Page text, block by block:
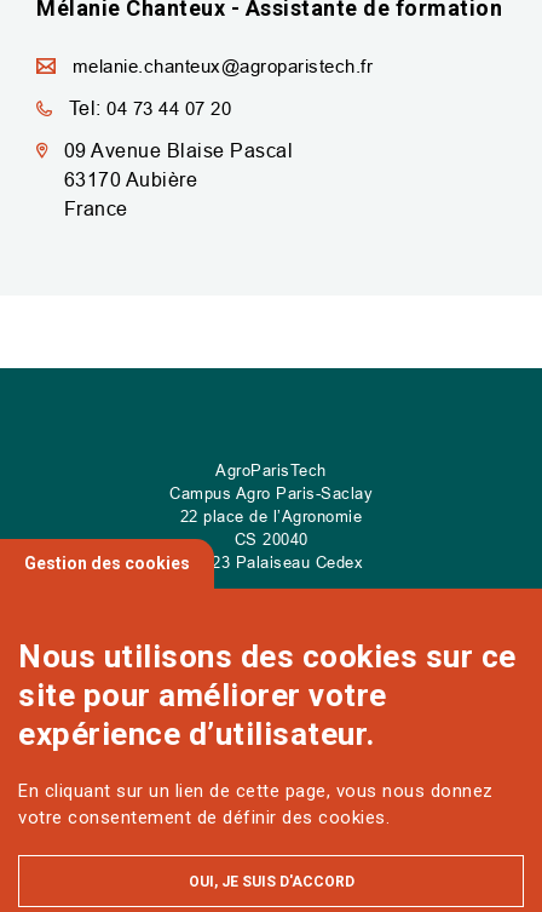
Mélanie Chanteux - Assistante de formation
melanie.chanteux@agroparistech.fr
Tel: 04 73 44 07 20
09 Avenue Blaise Pascal
63170 Aubière
France
AgroParisTech
Campus Agro Paris-Saclay
22 place de l’Agronomie
CS 20040
91 123 Palaiseau Cedex
NOUS CONTACTER
Sur les réseaux
Gestion des cookies
Nous utilisons des cookies sur ce
site pour améliorer votre
expérience d’utilisateur.
En cliquant sur un lien de cette page, vous nous donnez
votre consentement de définir des cookies.
OUI, JE SUIS D'ACCORD